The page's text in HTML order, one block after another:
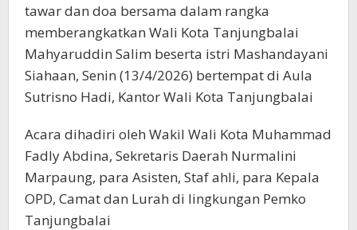
tawar dan doa bersama dalam rangka
memberangkatkan Wali Kota Tanjungbalai
Mahyaruddin Salim beserta istri Mashandayani
Siahaan, Senin (13/4/2026) bertempat di Aula
Sutrisno Hadi, Kantor Wali Kota Tanjungbalai
Acara dihadiri oleh Wakil Wali Kota Muhammad
Fadly Abdina, Sekretaris Daerah Nurmalini
Marpaung, para Asisten, Staf ahli, para Kepala
OPD, Camat dan Lurah di lingkungan Pemko
Tanjungbalai